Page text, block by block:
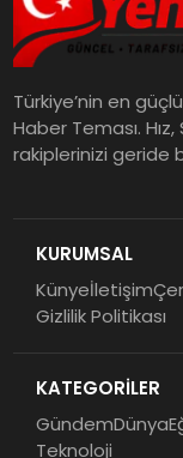
Türkiye’nin en
Haber Teması.
rakiplerinizi geride
KURUMSAL
Künyeİletişim
Gizlilik Politikası
KATEGORİLER
GündemDünya
Teknoloji